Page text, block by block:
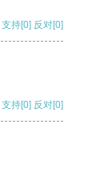
支持[0] 反对[0]
支持[0] 反对[0]